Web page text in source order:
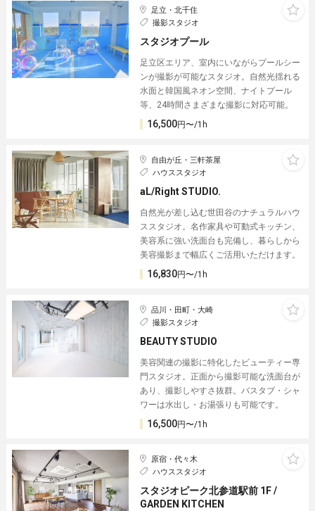
足立・北千住
撮影スタジオ
スタジオプール
足立区エリア、室内にいながらプールシー
ンが撮影が可能なスタジオ。自然光揺れる
水面と韓国風ネオン空間、ナイトプール
等、24時間さまざまな撮影に対応可能。
16,500円〜/1h
自由が丘・三軒茶屋
ハウススタジオ
aL/Right STUDIO.
自然光が差し込む世田谷のナチュラルハウ
ススタジオ。名作家具や可動式キッチン、
美容系に強い洗面台も完備し、暮らしから
美容撮影まで幅広くご活用いただけます。
16,830円〜/1h
品川・田町・大崎
撮影スタジオ
BEAUTY STUDIO
美容関連の撮影に特化したビューティー専
門スタジオ。正面から撮影可能な洗面台が
あり、撮影しやすさ抜群。バスタブ・シャ
ワーは水出し・お湯張りも可能です。
16,500円〜/1h
原宿・代々木
ハウススタジオ
スタジオピーク北参道駅前 1F /
GARDEN KITCHEN︎